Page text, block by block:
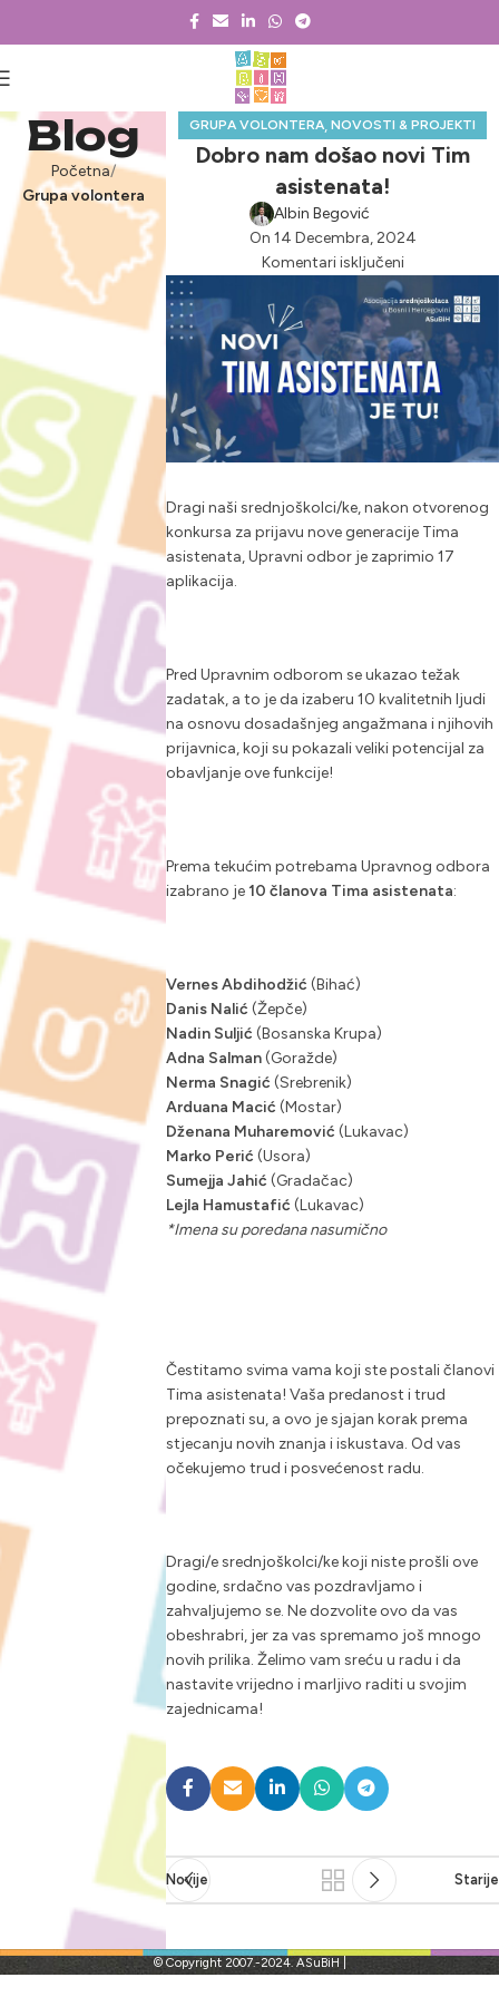
Blog
Početna
Grupa volontera
GRUPA VOLONTERA,NOVOSTI & PROJEKTI
Dobro nam došao novi Tim
asistenata!
Albin Begović
On 14 Decembra, 2024
Komentari isključeni
Dragi naši srednjoškolci/ke, nakon otvorenog
konkursa za prijavu nove generacije Tima
asistenata, Upravni odbor je zaprimio 17
aplikacija.
Pred Upravnim odborom se ukazao težak
zadatak, a to je da izaberu 10 kvalitetnih ljudi
na osnovu dosadašnjeg angažmana i njihovih
prijavnica, koji su pokazali veliki potencijal za
obavljanje ove funkcije!
Prema tekućim potrebama Upravnog odbora
izabrano je10 članova Tima asistenata:
Vernes Abdihodžić (Bihać)
Danis Nalić (Žepče)
Nadin Suljić (Bosanska Krupa)
Adna Salman(Goražde)
Nerma Snagić (Srebrenik)
Arduana Macić (Mostar)
Dženana Muharemović (Lukavac)
Marko Perić (Usora)
Sumejja Jahić (Gradačac)
Lejla Hamustafić (Lukavac)
*Imena su poredana nasumično
Čestitamo svima vama koji ste postali članovi
Tima asistenata! Vaša predanost i trud
prepoznati su, a ovo je sjajan korak prema
stjecanju novih znanja i iskustava. Od vas
očekujemo trud i posvećenost radu.
Dragi/e srednjoškolci/ke koji niste prošli ove
godine, srdačno vas pozdravljamo i
zahvaljujemo se. Ne dozvolite ovo da vas
obeshrabri, jer za vas spremamo još mnogo
novih prilika. Želimo vam sreću u radu i da
nastavite vrijedno i marljivo raditi u svojim
zajednicama!
Novije Starije
© Copyright 2007.-2024. ASuBiH |